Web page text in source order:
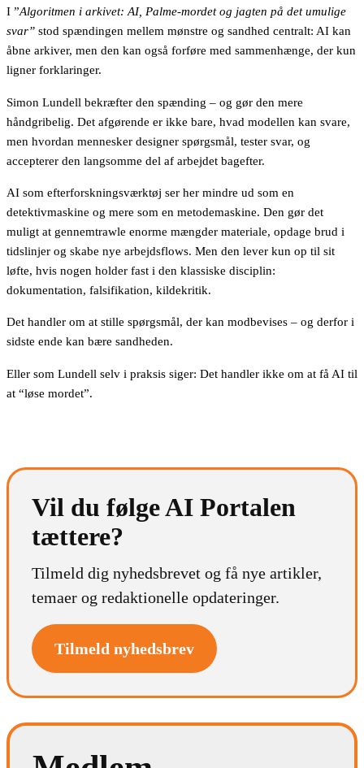
I ”Algoritmen i arkivet: AI, Palme-mordet og jagten på det umulige
svar” stod spændingen mellem mønstre og sandhed centralt: AI kan
åbne arkiver, men den kan også forføre med sammenhænge, der kun
ligner forklaringer.
Simon Lundell bekræfter den spænding – og gør den mere
håndgribelig. Det afgørende er ikke bare, hvad modellen kan svare,
men hvordan mennesker designer spørgsmål, tester svar, og
accepterer den langsomme del af arbejdet bagefter.
AI som efterforskningsværktøj ser her mindre ud som en
detektivmaskine og mere som en metodemaskine. Den gør det
muligt at gennemtrawle enorme mængder materiale, opdage brud i
tidslinjer og skabe nye arbejdsflows. Men den lever kun op til sit
løfte, hvis nogen holder fast i den klassiske disciplin:
dokumentation, falsifikation, kildekritik.
Det handler om at stille spørgsmål, der kan modbevises – og derfor i
sidste ende kan bære sandheden.
Eller som Lundell selv i praksis siger: Det handler ikke om at få AI til
at “løse mordet”.
Vil du følge AI Portalen
tættere?
Tilmeld dig nyhedsbrevet og få nye artikler,
temaer og redaktionelle opdateringer.
Tilmeld nyhedsbrev